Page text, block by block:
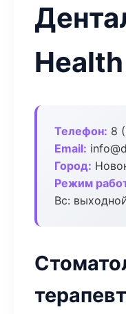
Health
Телефон: 8
Email:
Город:
Режим
Вс: